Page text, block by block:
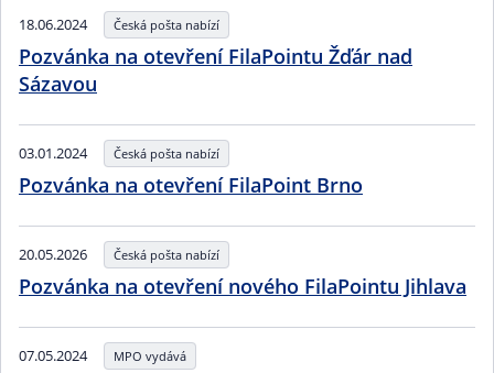
18.06.2024 Česká pošta nabízí
Pozvánka na otevření FilaPointu Žďár nad
Sázavou
03.01.2024 Česká pošta nabízí
Pozvánka na otevření FilaPoint Brno
20.05.2026 Česká pošta nabízí
Pozvánka na otevření nového FilaPointu Jihlava
07.05.2024 MPO vydává